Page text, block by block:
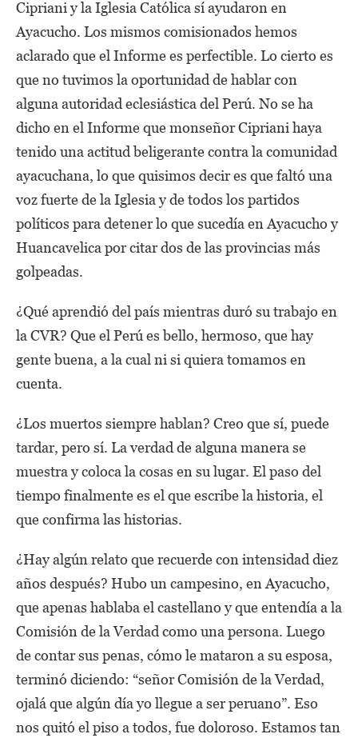
Cipriani y la Iglesia Católica sí ayudaron en
Ayacucho. Los mismos comisionados hemos
aclarado que el Informe es perfectible. Lo cierto es
que no tuvimos la oportunidad de hablar con
alguna autoridad eclesiástica del Perú. No se ha
dicho en el Informe que monseñor Cipriani haya
tenido una actitud beligerante contra la comunidad
ayacuchana, lo que quisimos decir es que faltó una
voz fuerte de la Iglesia y de todos los partidos
políticos para detener lo que sucedía en Ayacucho y
Huancavelica por citar dos de las provincias más
golpeadas.
¿Qué aprendió del país mientras duró su trabajo en
la CVR? Que el Perú es bello, hermoso, que hay
gente buena, a la cual ni si quiera tomamos en
cuenta.
¿Los muertos siempre hablan? Creo que sí, puede
tardar, pero sí. La verdad de alguna manera se
muestra y coloca la cosas en su lugar. El paso del
tiempo finalmente es el que escribe la historia, el
que confirma las historias.
¿Hay algún relato que recuerde con intensidad diez
años después? Hubo un campesino, en Ayacucho,
que apenas hablaba el castellano y que entendía a la
Comisión de la Verdad como una persona. Luego
de contar sus penas, cómo le mataron a su esposa,
terminó diciendo: “señor Comisión de la Verdad,
ojalá que algún día yo llegue a ser peruano”. Eso
nos quitó el piso a todos, fue doloroso. Estamos tan